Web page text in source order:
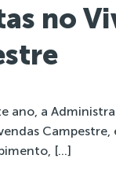
no
ano, a
Campestre,
[…]